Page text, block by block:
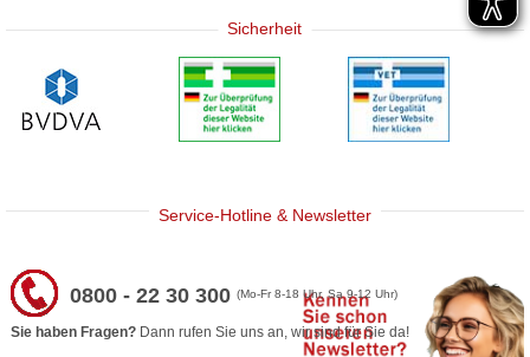
Sicherheit
Service-Hotline & Newsletter
0800 - 22 30 300(Mo-Fr 8-18 Uhr, Sa 9-12 Uhr)
Sie haben Fragen? Dann rufen Sie uns an, wir sind für Sie da!